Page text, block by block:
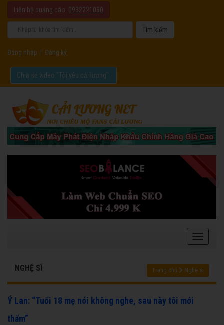
Liên hệ quảng cáo: 0932221090
Đăng nhập Đăng ký
Chia sẻ video "Tôi yêu cải lương".
NGHỆ SĨ Trang chủ Nghệ sĩ
Ý Lan: “Tuổi 18 mẹ nói không nghe, sau này tôi mới
thấm”